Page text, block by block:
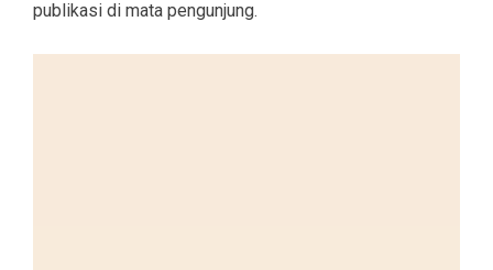
publikasi di mata pengunjung.